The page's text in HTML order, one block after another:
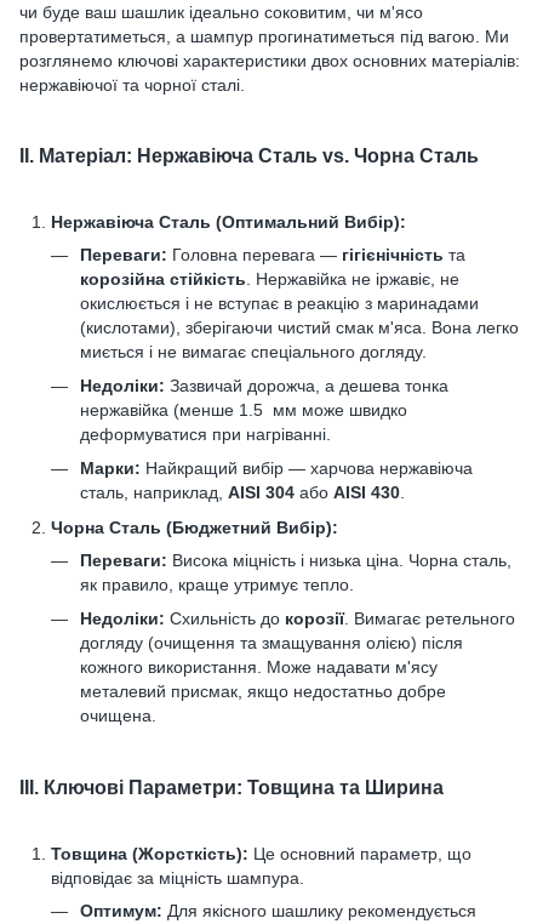
чи буде ваш шашлик ідеально соковитим, чи м'ясо
провертатиметься, а шампур прогинатиметься під вагою. Ми
розглянемо ключові характеристики двох основних матеріалів:
нержавіючої та чорної сталі.
II. Матеріал: Нержавіюча Сталь vs. Чорна Сталь
Нержавіюча Сталь (Оптимальний Вибір):
Переваги: Головна перевага — гігієнічність та
корозійна стійкість . Нержавійка не іржавіє, не
окислюється і не вступає в реакцію з маринадами
(кислотами), зберігаючи чистий смак м'яса. Вона легко
миється і не вимагає спеціального догляду.
Недоліки: Зазвичай дорожча, а дешева тонка
нержавійка (менше 1.5 мм може швидко
деформуватися при нагріванні.
Марки: Найкращий вибір — харчова нержавіюча
сталь, наприклад, AISI 304 або AISI 430.
Чорна Сталь (Бюджетний Вибір):
Переваги: Висока міцність і низька ціна. Чорна сталь,
як правило, краще утримує тепло.
Недоліки: Схильність до корозії. Вимагає ретельного
догляду (очищення та змащування олією) після
кожного використання. Може надавати м'ясу
металевий присмак, якщо недостатньо добре
очищена.
III. Ключові Параметри: Товщина та Ширина
Товщина (Жорсткість): Це основний параметр, що
відповідає за міцність шампура.
Оптимум: Для якісного шашлику рекомендується